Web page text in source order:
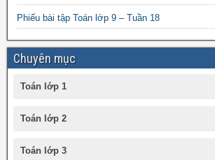
Phiếu bài tập Toán lớp 9 – Tuần 18
Chuyên mục
Toán lớp 1
Toán lớp 2
Toán lớp 3